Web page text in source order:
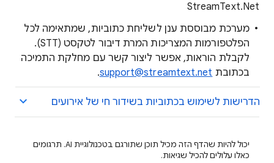
StreamText.Net
מערכת מבוססת ענן לשליחת כתוביות, שמתאימה לכל
הפלטפורמות המצריכות המרת דיבור לטקסט (STT).
לקבלת הוראות, אפשר ליצור קשר עם מחלקת התמיכה
בכתובת support@streamtext.net
.
הדרישות לשימוש בכתוביות בשידור חי של אירועים
יכול להיות שהדף הזה מכיל תוכן שתורגם בטכנולוגיית AI. תרגומים
כאלו עלולים להכיל שגיאות.